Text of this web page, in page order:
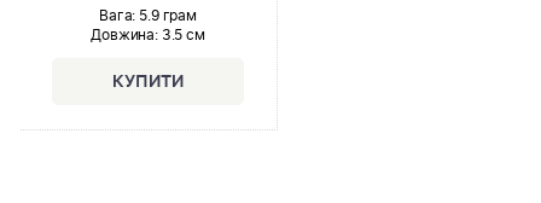
Вага: 5.9 грам
Довжина:3.5 см